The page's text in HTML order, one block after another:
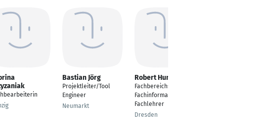
Bastian Jörg
Projektleiter/Tool
Engineer
Neumarkt
Robert Humbsch
Fachbereichsleiter
Fachinformatiker,
Fachlehrer
Dresden